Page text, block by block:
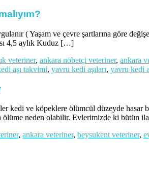
( Yaşam ve çevre şartlarına göre
4,5 aylık Kuduz […]
veteriner, ankara nöbetçi veteriner, ankara
aşı takvimi, yavru kedi aşıları, yavru kedi
kedi ve köpeklere ölümcül düzeyde hasar
neden olabilir. Evlerimizde ki bütün
, ankara veteriner, beysukent veteriner,